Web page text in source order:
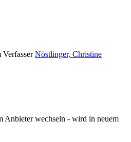
Verfasser Nöstlinger, Christine
Anbieter wechseln - wird in neuem